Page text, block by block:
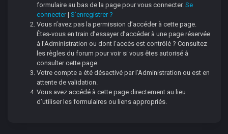
formulaire au bas de la page pour vous connecter.Se
connecter|S’enregistrer ?
Vous n’avez pas la permission d’accéder à cette page.
Êtes-vous en train d’essayer d’accéder à une page réservée
à l’Administration ou dont l’accès est contrôlé ? Consultez
les règles du forum pour voir si vous êtes autorisé à
consulter cette page.
Votre compte a été désactivé par l’Administration ou est en
attente de validation.
Vous avez accédé à cette page directement au lieu
d’utiliser les formulaires ou liens appropriés.